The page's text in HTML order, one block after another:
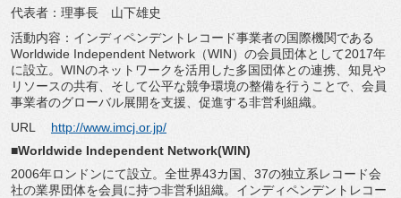
代表者：理事長 山下雄史
活動内容： インディペンデントレコード事業者の国際機関である
Worldwide Independent Network（WIN）の会員団体として2017年
に設立。 WINのネットワークを活用した多国団体との連携、 知見や
リソースの共有、 そして公平な競争環境の整備を行うことで、 会員
事業者のグローバル展開を支援、促進する非営利組織。
URL http://www.imcj.or.jp/
■Worldwide Independent Network(WIN)
2006年ロンドンにて設立。全世界43カ国、 37の独立系レコード会
社の業界団体を会員に持つ非営利組織。 インディペンデントレコー